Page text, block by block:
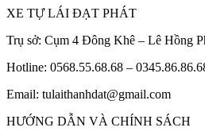
XE TỰ LÁI ĐẠT PHÁT
Trụ sở: Cụm 4 Đông Khê – Lê Hồng
Hotline: 0568.55.68.68 –
Email: tulaithanhdat@gmail.com
HƯỚNG DẪN VÀ CHÍNH SÁCH